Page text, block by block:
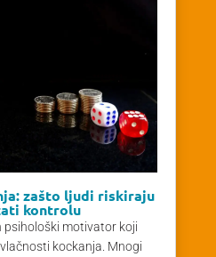
zašto ljudi riskiraju
kontrolu
psihološki motivator koji
kockanja. Mnogi